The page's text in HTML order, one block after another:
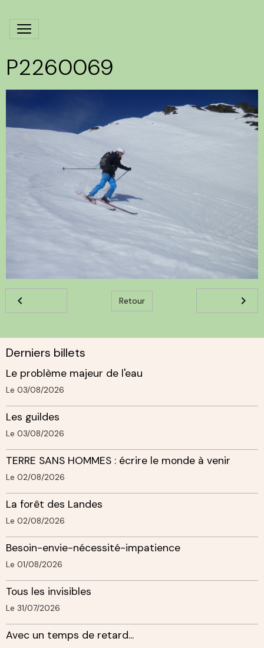
P2260069
Retour
Derniers billets
Le problème majeur de l'eau
Le 03/08/2026
Les guildes
Le 03/08/2026
TERRE SANS HOMMES : écrire le monde à venir
Le 02/08/2026
La forêt des Landes
Le 02/08/2026
Besoin-envie-nécessité-impatience
Le 01/08/2026
Tous les invisibles
Le 31/07/2026
Avec un temps de retard...